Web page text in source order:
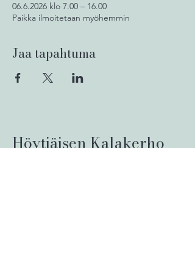
06.6.2026 klo 7.00 – 16.00
Paikka ilmoitetaan myöhemmin
Jaa tapahtuma
Höytiäisen Kalakerho